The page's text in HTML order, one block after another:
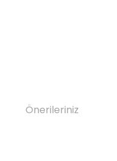
Önerileriniz